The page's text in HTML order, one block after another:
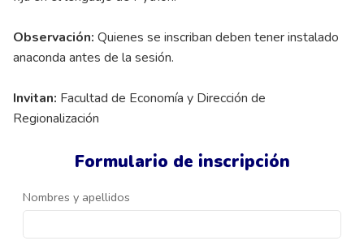
Formulario de inscripción
Nombres y apellidos
Observación: Quienes se inscriban deben tener instalado
anaconda antes de la sesión.
Invitan: Facultad de Economía y Dirección de
Regionalización